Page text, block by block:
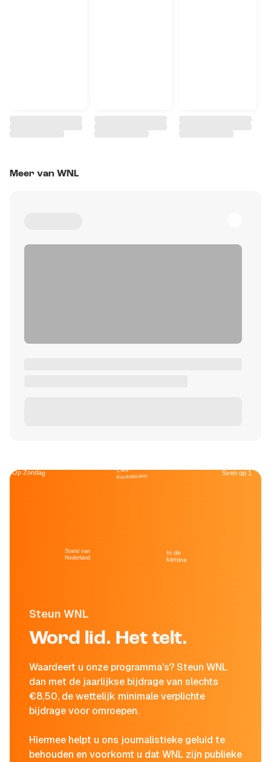
Meer van WNL
Steun WNL
Word lid. Het telt.
Waardeert u onze programma's? Steun WNL
dan met de jaarlijkse bijdrage van slechts
€8,50, de wettelijk minimale verplichte
bijdrage voor omroepen.
Hiermee helpt u ons journalistieke geluid te
behouden en voorkomt u dat WNL zijn publieke
Op Zondag
Stand van
Nederland
Café
Kockelmann
In de
kantine
Sven op 1